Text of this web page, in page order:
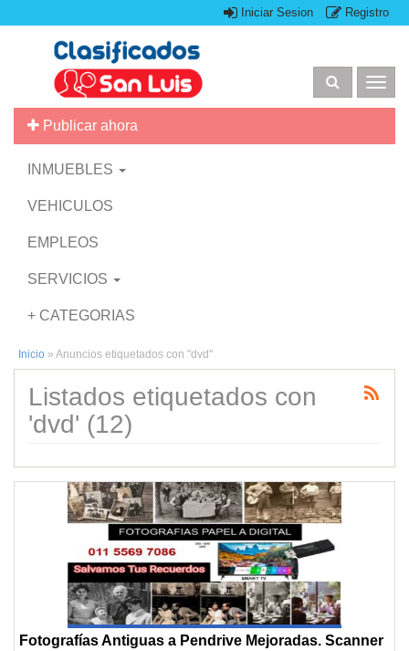
Iniciar Sesion Registro
Publicar ahora
INMUEBLES
VEHICULOS
EMPLEOS
SERVICIOS
+ CATEGORIAS
Inicio » Anuncios etiquetados con "dvd"
Listados etiquetados con
'dvd' (12)
Fotografías Antiguas a Pendrive Mejoradas. Scanner